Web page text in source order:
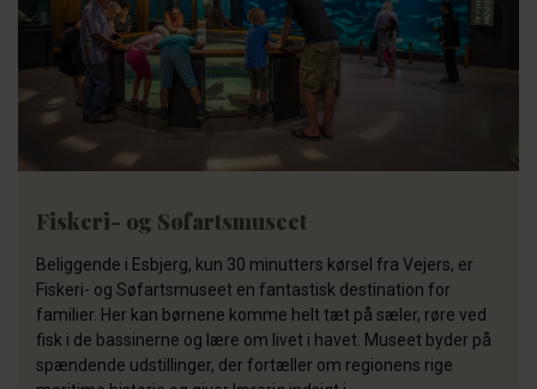
Fiskeri- og Søfartsmuseet
Beliggende i Esbjerg, kun 30 minutters kørsel fra Vejers, er
Fiskeri- og Søfartsmuseet en fantastisk destination for
familier. Her kan børnene komme helt tæt på sæler, røre ved
fisk i de bassinerne og lære om livet i havet. Museet byder på
spændende udstillinger, der fortæller om regionens rige